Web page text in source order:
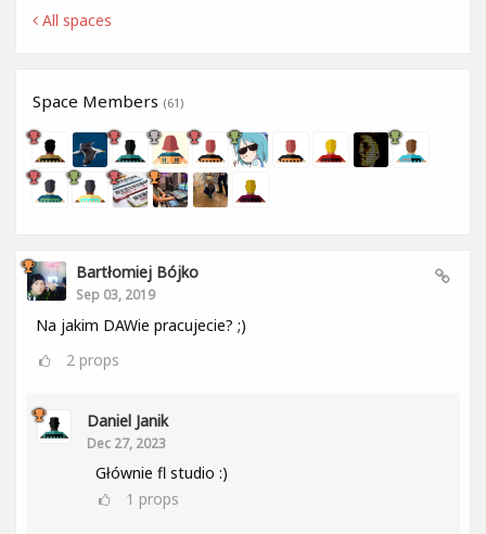
All spaces
Space Members (61)
Bartłomiej Bójko
Sep 03, 2019
Na jakim DAWie pracujecie? ;)
2 props
Daniel Janik
Dec 27, 2023
Głównie fl studio :)
1 props